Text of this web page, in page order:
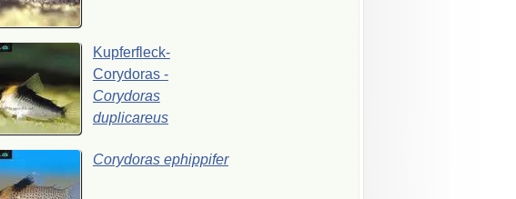
Kupferfleck-
Corydoras -
Corydoras
duplicareus
Corydoras ephippifer